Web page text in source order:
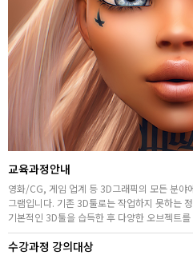
고객상담센터
아카데미소개
지점별 홈페이지
교육과정안내
영화/CG, 게임 업계 등 3D그래픽의 모든 분야
그램입니다. 기존 3D툴로는 작업하지 못하는
기본적인 3D툴을 습득한 후 다양한 오브젝트
수강과정 강의대상